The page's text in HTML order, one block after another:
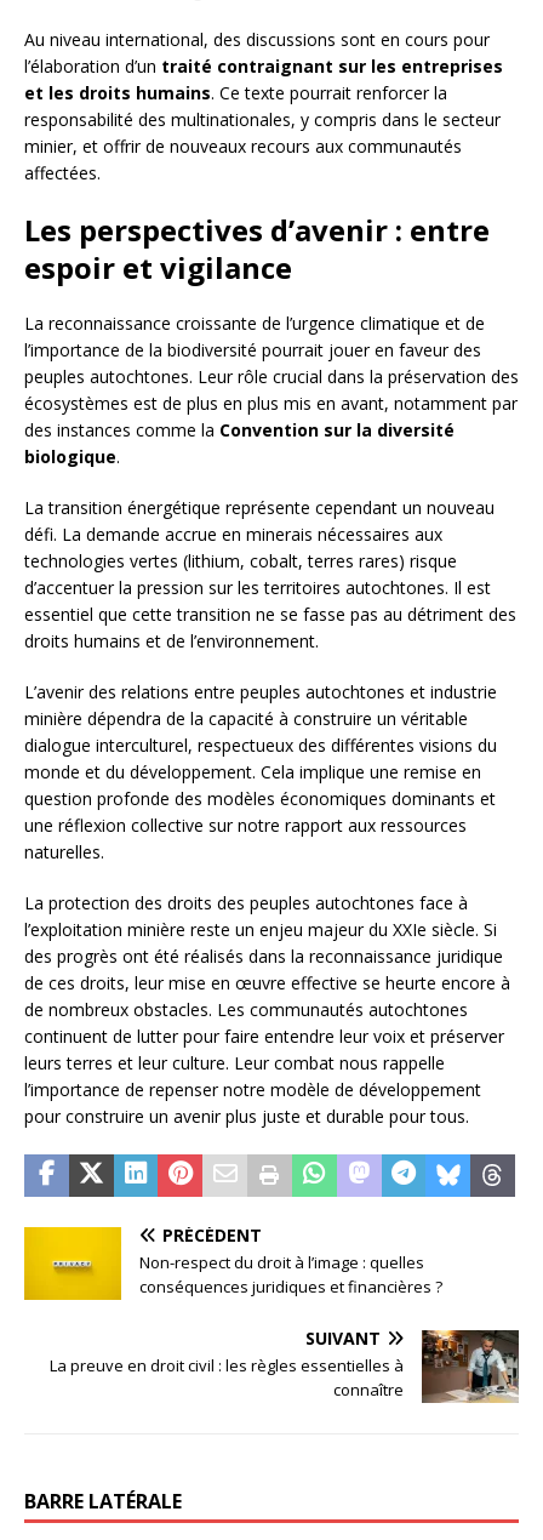
Au niveau international, des discussions sont en cours pour
l’élaboration d’un traité contraignant sur les entreprises
et les droits humains. Ce texte pourrait renforcer la
responsabilité des multinationales, y compris dans le secteur
minier, et offrir de nouveaux recours aux communautés
affectées.
Les perspectives d’avenir : entre
espoir et vigilance
La reconnaissance croissante de l’urgence climatique et de
l’importance de la biodiversité pourrait jouer en faveur des
peuples autochtones. Leur rôle crucial dans la préservation des
écosystèmes est de plus en plus mis en avant, notamment par
des instances comme la Convention sur la diversité
biologique.
La transition énergétique représente cependant un nouveau
défi. La demande accrue en minerais nécessaires aux
technologies vertes (lithium, cobalt, terres rares) risque
d’accentuer la pression sur les territoires autochtones. Il est
essentiel que cette transition ne se fasse pas au détriment des
droits humains et de l’environnement.
L’avenir des relations entre peuples autochtones et industrie
minière dépendra de la capacité à construire un véritable
dialogue interculturel, respectueux des différentes visions du
monde et du développement. Cela implique une remise en
question profonde des modèles économiques dominants et
une réflexion collective sur notre rapport aux ressources
naturelles.
La protection des droits des peuples autochtones face à
l’exploitation minière reste un enjeu majeur du XXIe siècle. Si
des progrès ont été réalisés dans la reconnaissance juridique
de ces droits, leur mise en œuvre effective se heurte encore à
de nombreux obstacles. Les communautés autochtones
continuent de lutter pour faire entendre leur voix et préserver
leurs terres et leur culture. Leur combat nous rappelle
l’importance de repenser notre modèle de développement
pour construire un avenir plus juste et durable pour tous.
PRÉCÉDENT
Non-respect du droit à l’image : quelles
conséquences juridiques et financières ?
SUIVANT
La preuve en droit civil : les règles essentielles à
connaître
BARRE LATÉRALE